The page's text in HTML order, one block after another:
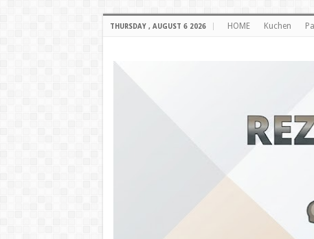
THURSDAY , AUGUST 6 2026 HOME Kuchen